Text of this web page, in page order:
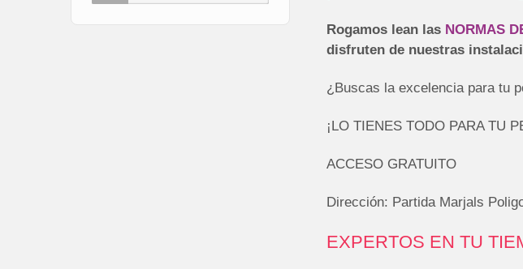
Rogamos lean las NORMAS
disfruten de nuestras
¿Buscas la excelencia para tu
¡LO TIENES TODO PARA TU
ACCESO GRATUITO
Dirección: Partida Marjals
EXPERTOS EN TU